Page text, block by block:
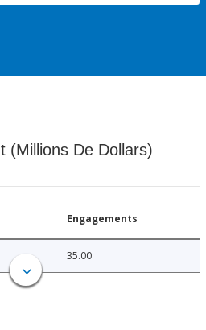
(Millions De Dollars)
Engagements
35.00